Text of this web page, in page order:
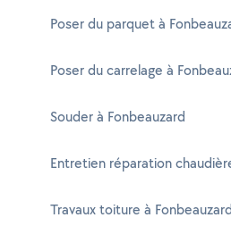
Poser du parquet à
Poser du carrelage à
Souder à Fonbeauzard
Entretien réparation
Travaux toiture à Fonbeauzard